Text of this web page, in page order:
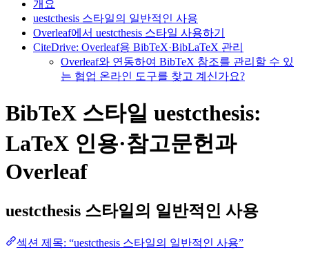
개요
uestcthesis 스타일의 일반적인 사용
Overleaf에서 uestcthesis 스타일 사용하기
CiteDrive: Overleaf용 BibTeX·BibLaTeX 관리
Overleaf와 연동하여 BibTeX 참조를 관리할 수 있
는 협업 온라인 도구를 찾고 계신가요?
BibTeX 스타일 uestcthesis:
LaTeX 인용·참고문헌과
Overleaf
uestcthesis 스타일의 일반적인 사용
섹션 제목: “uestcthesis 스타일의 일반적인 사용”